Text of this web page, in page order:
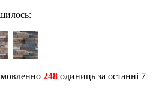
248 одиниць за останні 7